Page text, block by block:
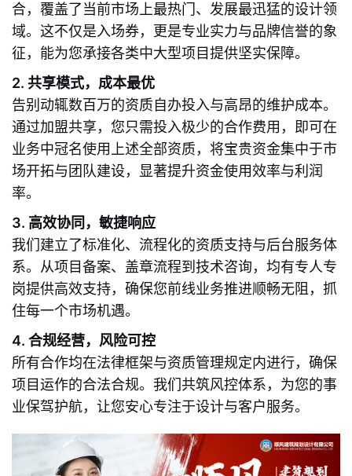
合，覆盖了当前市场上最热门、发展最迅猛的设计领
域。这不仅是入场券，更是专业实力与品牌信誉的象
征，能为您承接各类中大型项目提供坚实保障。
2. 共享模式，成本最优
告别动辄数百万的资质自办投入与高昂的维护成本。
通过加盟共享，您只需投入极少的合作费用，即可在
业务中冠名使用上述全部资质，将宝贵资金集中于市
场开拓与团队建设，显著提升资金使用效率与利润
率。
3. 高效协同，敏捷响应
我们建立了标准化、流程化的资质支持与后台服务体
系。从项目备案、盖章流程到技术咨询，均有专人专
岗提供高效支持，确保您前线业务推进顺畅无阻，抓
住每一个市场机遇。
4. 合规经营，风险可控
所有合作均在法律框架与资质管理规定内进行，确保
项目运作的合法合规。我们共筑风控体系，为您的事
业保驾护航，让您安心专注于设计与客户服务。